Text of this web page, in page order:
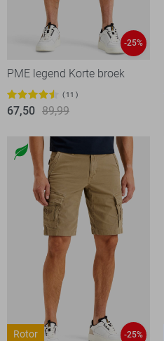
-25%
PME legend Korte broek
11
67,50 89,99
Rotor -25%